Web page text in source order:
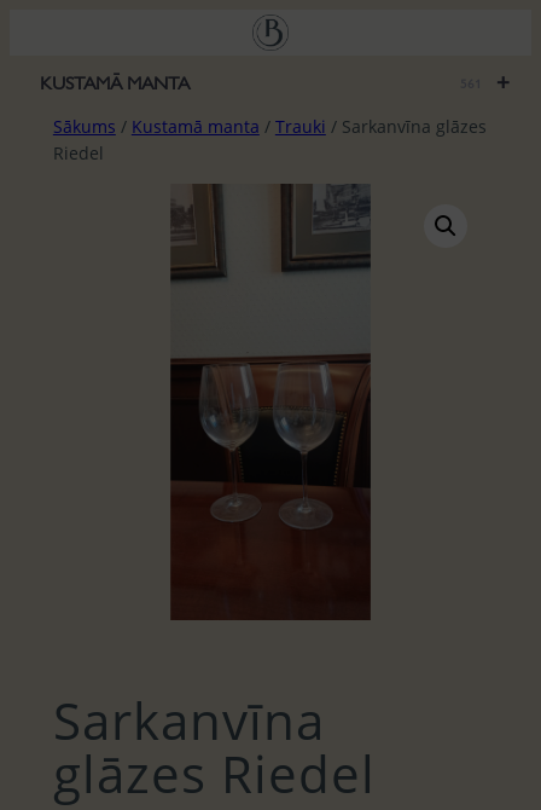
saturu
+
KUSTAMĀ MANTA
Sākums / Kustamā manta / Trauki / Sarkanvīna glāzes
Riedel
Sarkanvīna
glāzes Riedel